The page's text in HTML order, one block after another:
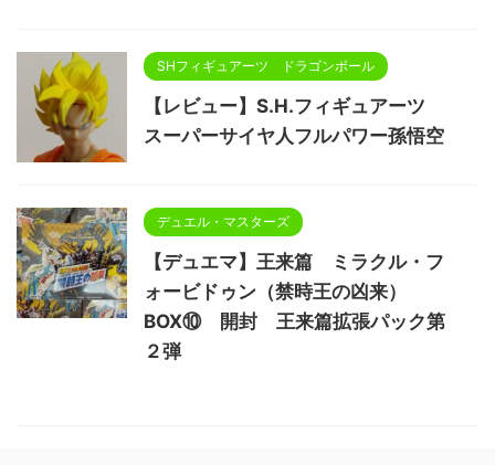
SHフィギュアーツ ドラゴンボール
【レビュー】S.H.フィギュアーツ
スーパーサイヤ人フルパワー孫悟空
デュエル・マスターズ
【デュエマ】王来篇 ミラクル・フ
ォービドゥン（禁時王の凶来）
BOX⑩ 開封 王来篇拡張パック第
２弾